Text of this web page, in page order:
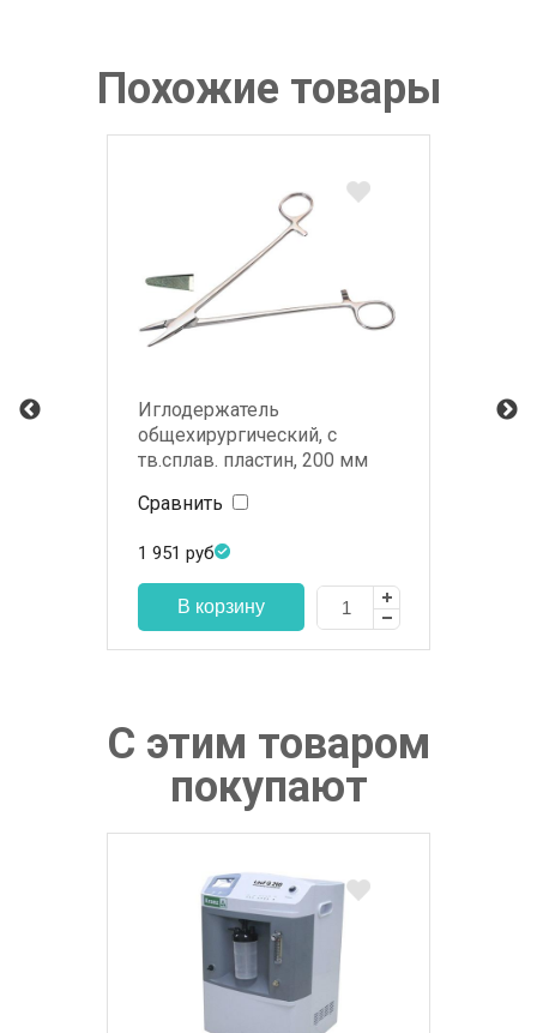
Похожие товары
Иглодержатель
общехирургический, с
тв.сплав. пластин, 200 мм
Сравнить
1 951 руб
С этим товаром
покупают